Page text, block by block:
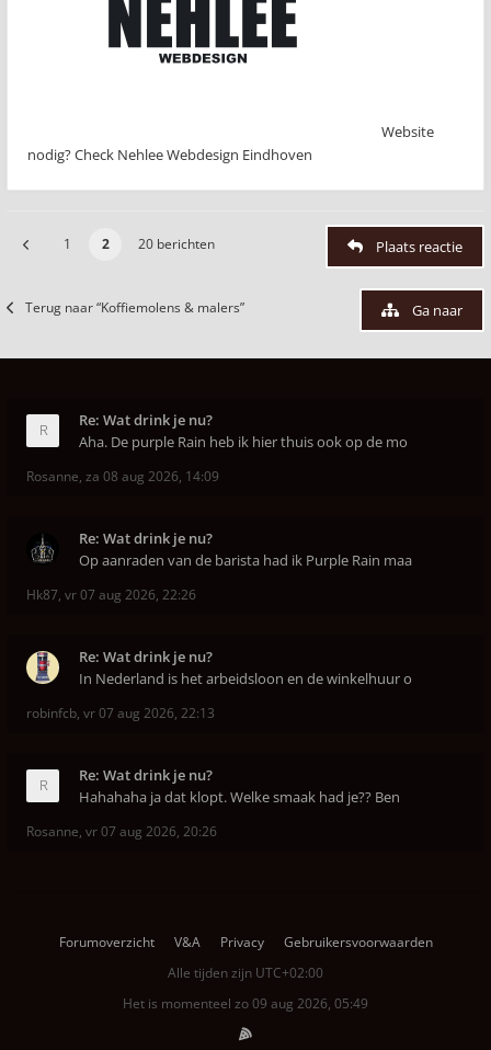
Website
nodig? Check Nehlee Webdesign Eindhoven
1 2 20 berichten Plaats reactie
Terug naar “Koffiemolens & malers” Ga naar
Re: Wat drink je nu?
Aha. De purple Rain heb ik hier thuis ook op de mo
Rosanne, za 08 aug 2026, 14:09
Re: Wat drink je nu?
Op aanraden van de barista had ik Purple Rain maa
Hk87, vr 07 aug 2026, 22:26
Re: Wat drink je nu?
In Nederland is het arbeidsloon en de winkelhuur o
robinfcb, vr 07 aug 2026, 22:13
Re: Wat drink je nu?
Hahahaha ja dat klopt. Welke smaak had je?? Ben
Rosanne, vr 07 aug 2026, 20:26
Forumoverzicht V&A Privacy
Gebruikersvoorwaarden
Alle tijden zijn UTC+02:00
Het is momenteel zo 09 aug 2026, 05:49